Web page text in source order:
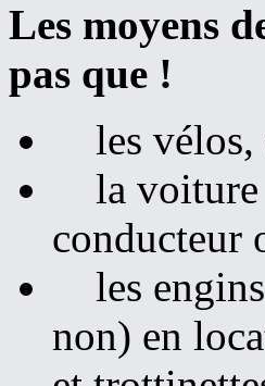
Les moyens
pas que !
les vélos,
la voiture
conducteur
les engins
non) en